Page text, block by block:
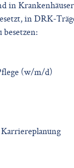
in
in DRK-
(w/m/d)